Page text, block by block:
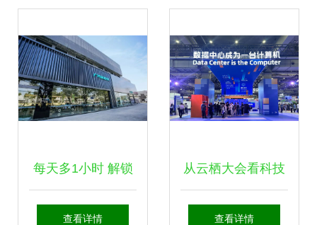
每天多1小时 解锁
城市未来感科技展
查看详情
从云栖大会看科技
跨界 怎么把云计算
查看详情